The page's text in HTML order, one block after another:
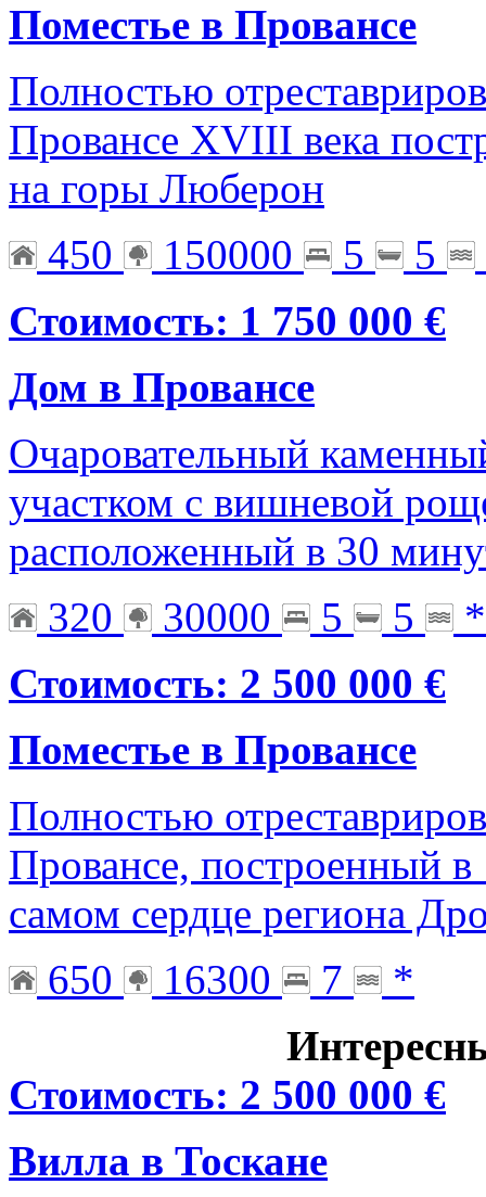
Поместье в Провансе
Полностью
Провансе XVIII века
на горы Люберон
450
150000 5
5
Стоимость: 1 750 000 €
Дом в Провансе
Очаровательный
участком с вишневой
расположенный в 30
320
30000 5 5
*
Стоимость: 2 500 000 €
Поместье в Провансе
Полностью
Провансе, построенный
самом сердце региона
650
16300 7
*
Стоимость: 2 500 000 €
Вилла в Тоскане